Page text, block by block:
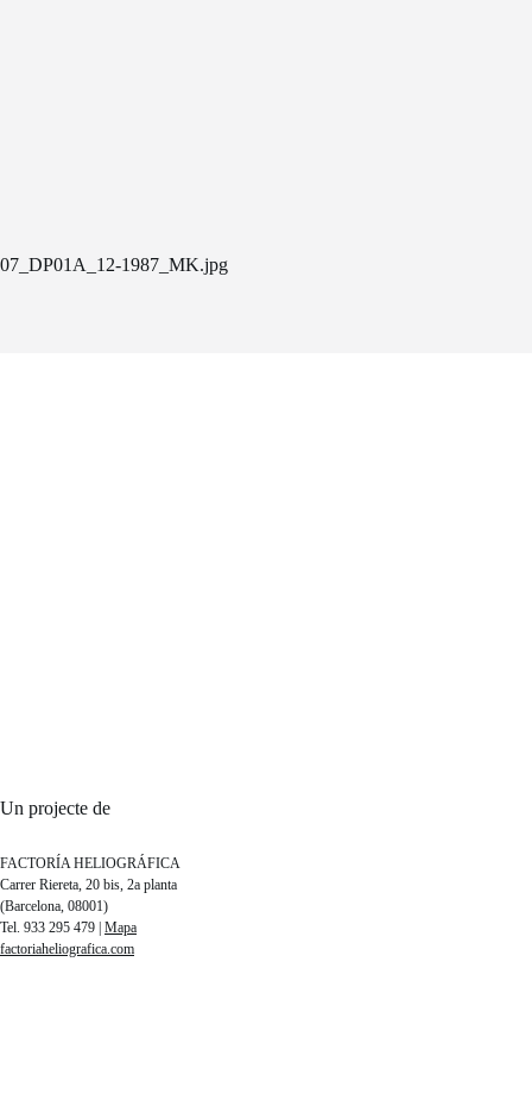
07_DP01A_12-1987_MK.jpg
Un projecte de
FACTORÍA HELIOGRÁFICA
Carrer Riereta, 20 bis, 2a planta
(Barcelona, 08001)
Tel. 933 295 479 | Mapa
factoriaheliografica.com